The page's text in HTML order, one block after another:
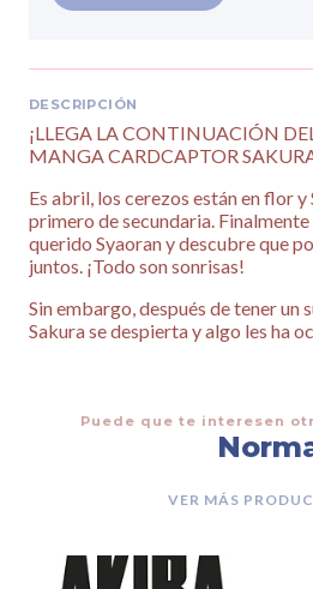
DESCRIPCIÓN
¡LLEGA LA CONTINUACIÓN
MANGA CARDCAPTOR
Es abril, los cerezos están en flor
primero de secundaria.
querido Syaoran y descubre que
juntos. ¡Todo son sonrisas!
Sin embargo, después de tener un
Sakura se despierta y algo les ha
Puede que te interesen
VER MÁS